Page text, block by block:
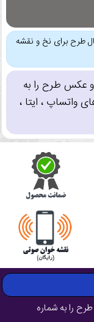
طرح برای نخ و نقشه
عکس طرح را به
واتساپ ، ایتا ،
را به شماره